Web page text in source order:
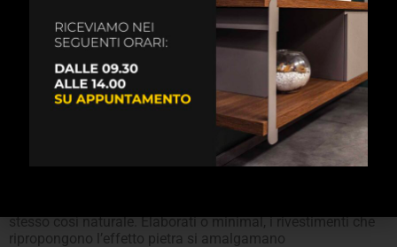
ARREDO BAGNO
Lo stile Stone abbraccia innumerevoli tipologie di arredo
bagno. Le soluzioni ideali sono quelle più semplici
stesso così naturale. Elaborati o minimal, i rivestimenti che
ripropongono l’effetto pietra si amalgamano